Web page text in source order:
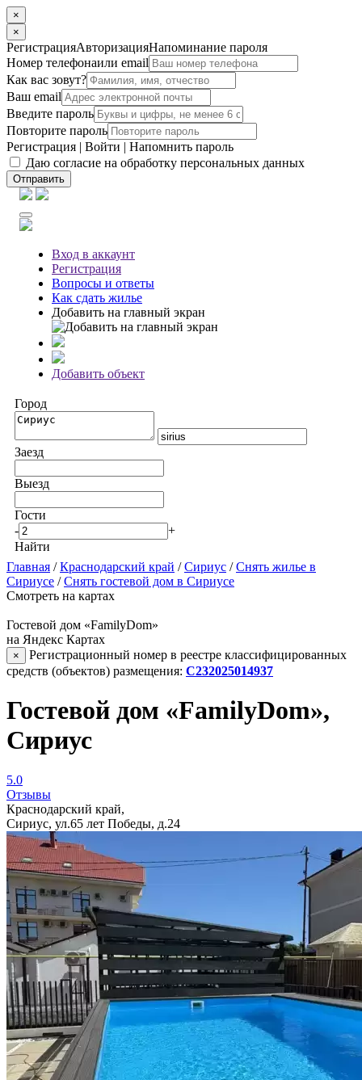
×
×
РегистрацияАвторизацияНапоминание пароля
Номер телефонаили email
Как вас зовут?
Ваш email
Введите пароль
Повторите пароль
Регистрация | Войти | Напомнить пароль
Даю согласие на обработку персональных данных
Отправить
Вход в аккаунт
Регистрация
Вопросы и ответы
Как сдать жилье
Добавить на главный экран
Добавить объект
Город
Заезд
Выезд
Гости
-
+
Найти
Главная /Краснодарский край /Сириус /Снять жилье в
Сириусе /Снять гостевой дом в Сириусе
Смотреть на картах
Гостевой дом «FamilyDom»
на Яндекс Картах
×
Регистрационный номер в реестре классифицированных
средств (объектов) размещения: С232025014937
Гостевой дом «FamilyDom»,
Сириус
5.0
Отзывы
Краснодарский край,
Сириус, ул.65 лет Победы, д.24